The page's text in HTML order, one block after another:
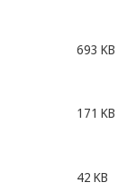
693 KB
171 KB
42 KB